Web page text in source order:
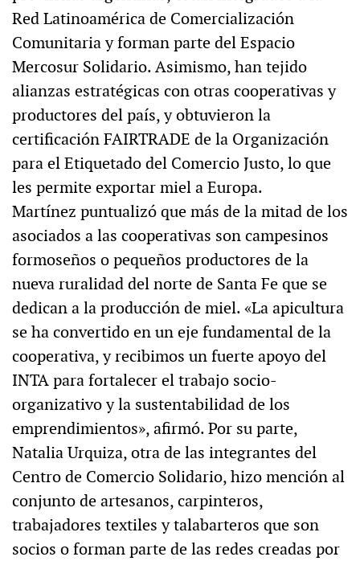
Red Latinoamérica de Comercialización
Comunitaria y forman parte del Espacio
Mercosur Solidario. Asimismo, han tejido
alianzas estratégicas con otras cooperativas y
productores del país, y obtuvieron la
certificación FAIRTRADE de la Organización
para el Etiquetado del Comercio Justo, lo que
les permite exportar miel a Europa.
Martínez puntualizó que más de la mitad de los
asociados a las cooperativas son campesinos
formoseños o pequeños productores de la
nueva ruralidad del norte de Santa Fe que se
dedican a la producción de miel. «La apicultura
se ha convertido en un eje fundamental de la
cooperativa, y recibimos un fuerte apoyo del
INTA para fortalecer el trabajo socio-
organizativo y la sustentabilidad de los
emprendimientos», afirmó. Por su parte,
Natalia Urquiza, otra de las integrantes del
Centro de Comercio Solidario, hizo mención al
conjunto de artesanos, carpinteros,
trabajadores textiles y talabarteros que son
socios o forman parte de las redes creadas por